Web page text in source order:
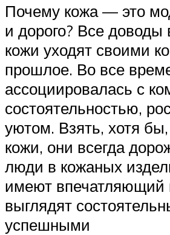
Почему кожа — это
и дорого? Все доводы
кожи уходят своими
прошлое. Во все
ассоциировалась с
состоятельностью,
уютом. Взять, хотя
кожи, они всегда
люди в кожаных
имеют впечатляющий
выглядят
успешными